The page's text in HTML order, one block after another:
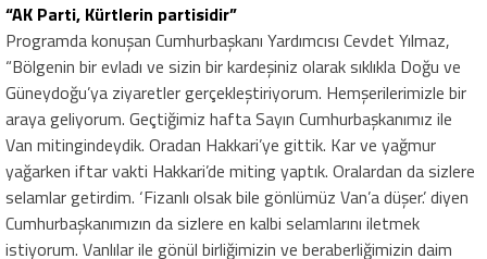
“AK Parti, Kürtlerin partisidir”
Programda konuşan Cumhurbaşkanı Yardımcısı Cevdet Yılmaz,
“Bölgenin bir evladı ve sizin bir kardeşiniz olarak sıklıkla Doğu ve
Güneydoğu’ya ziyaretler gerçekleştiriyorum. Hemşerilerimizle bir
araya geliyorum. Geçtiğimiz hafta Sayın Cumhurbaşkanımız ile
Van mitingindeydik. Oradan Hakkari’ye gittik. Kar ve yağmur
yağarken iftar vakti Hakkari’de miting yaptık. Oralardan da sizlere
selamlar getirdim. ‘Fizanlı olsak bile gönlümüz Van’a düşer.’ diyen
Cumhurbaşkanımızın da sizlere en kalbi selamlarını iletmek
istiyorum. Vanlılar ile gönül birliğimizin ve beraberliğimizin daim